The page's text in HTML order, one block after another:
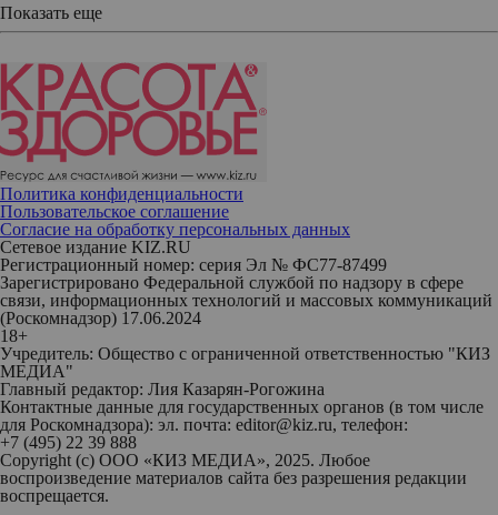
Показать еще
Политика конфиденциальности
Пользовательское соглашение
Согласие на обработку персональных данных
Сетевое издание KIZ.RU
Регистрационный номер: серия Эл № ФС77-87499
Зарегистрировано Федеральной службой по надзору в сфере
связи, информационных технологий и массовых коммуникаций
(Роскомнадзор) 17.06.2024
18+
Учредитель: Общество с ограниченной ответственностью "КИЗ
МЕДИА"
Главный редактор: Лия Казарян-Рогожина
Контактные данные для государственных органов (в том числе
для Роскомнадзора): эл. почта: editor@kiz.ru, телефон:
+7 (495) 22 39 888
Copyright (с) ООО «КИЗ МЕДИА», 2025. Любое
воспроизведение материалов сайта без разрешения редакции
воспрещается.